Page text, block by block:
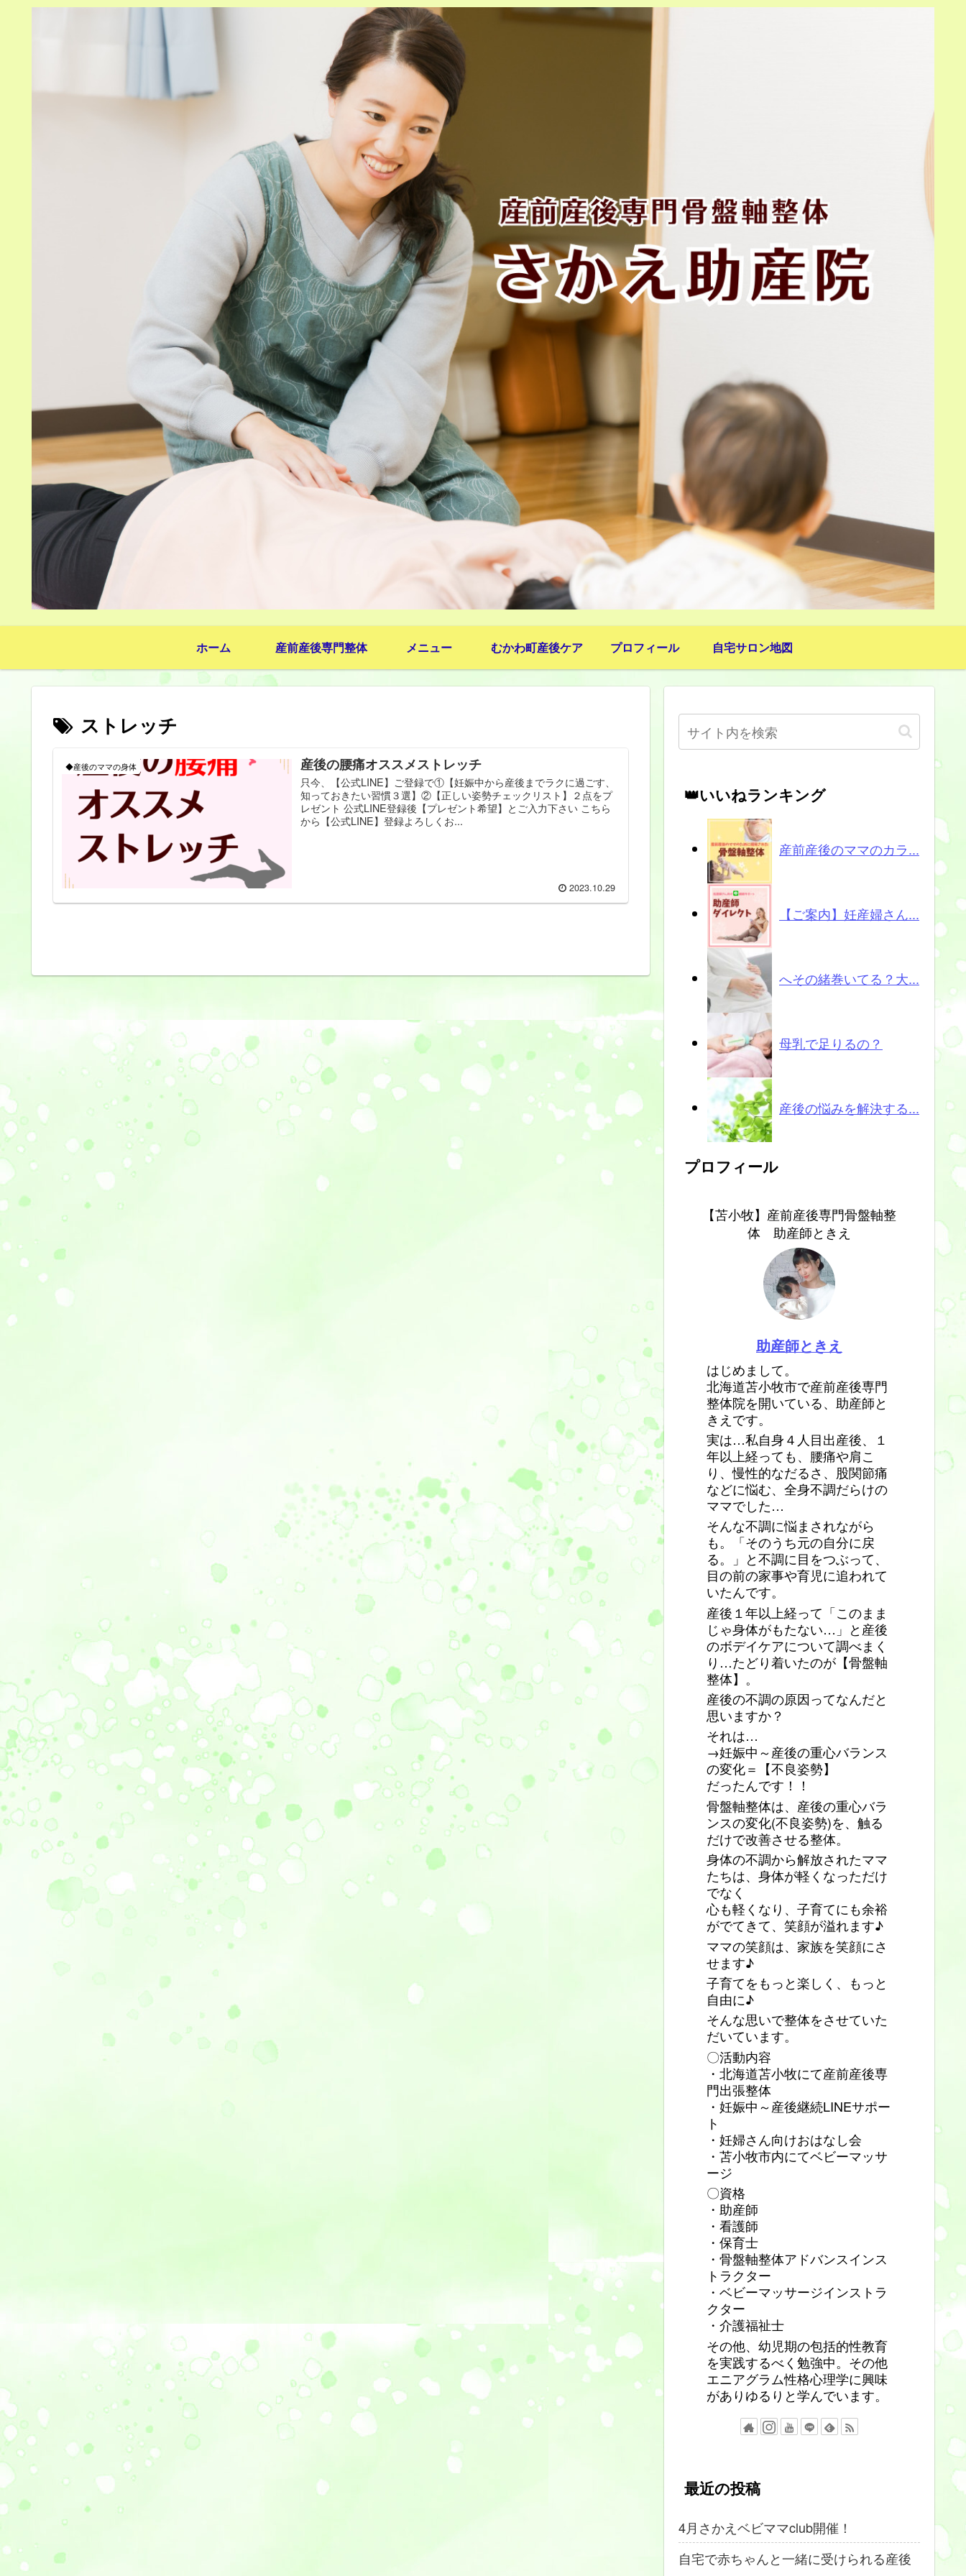
ホーム 産前産後専門整体 メニュー むかわ町産後ケア プロフィール 自宅サロン地図
ストレッチ
◆産後のママの身体 産後の腰痛オススメストレッチ
只今、【公式LINE】ご登録で①【妊娠中から産後までラクに過ごす、
知っておきたい習慣３選】②【正しい姿勢チェックリスト】２点をプ
レゼント 公式LINE登録後【プレゼント希望】とご入力下さい こちら
から【公式LINE】登録よろしくお...
2023.10.29
👑いいねランキング
産前産後のママのカラ...
【ご案内】妊産婦さん...
へその緒巻いてる？大...
母乳で足りるの？
産後の悩みを解決する...
プロフィール
【苫小牧】産前産後専門骨盤軸整
体 助産師ときえ
助産師ときえ
はじめまして。
北海道苫小牧市で産前産後専門
整体院を開いている、助産師と
きえです。
実は…私自身４人目出産後、１
年以上経っても、腰痛や肩こ
り、慢性的なだるさ、股関節痛
などに悩む、全身不調だらけの
ママでした…
そんな不調に悩まされながら
も。「そのうち元の自分に戻
る。」と不調に目をつぶって、
目の前の家事や育児に追われて
いたんです。
産後１年以上経って「このまま
じゃ身体がもたない…」と産後
のボデイケアについて調べまく
り…たどり着いたのが【骨盤軸
整体】。
産後の不調の原因ってなんだと
思いますか？
それは…
→妊娠中～産後の重心バランス
の変化＝【不良姿勢】
だったんです！！
骨盤軸整体は、産後の重心バラ
ンスの変化(不良姿勢)を、触る
だけで改善させる整体。
身体の不調から解放されたママ
たちは、身体が軽くなっただけ
でなく
心も軽くなり、子育てにも余裕
がでてきて、笑顔が溢れます♪
ママの笑顔は、家族を笑顔にさ
せます♪
子育てをもっと楽しく、もっと
自由に♪
そんな思いで整体をさせていた
だいています。
〇活動内容
・北海道苫小牧にて産前産後専
門出張整体
・妊娠中～産後継続LINEサポー
ト
・妊婦さん向けおはなし会
・苫小牧市内にてベビーマッサ
ージ
〇資格
・助産師
・看護師
・保育士
・骨盤軸整体アドバンスインス
トラクター
・ベビーマッサージインストラ
クター
・介護福祉士
その他、幼児期の包括的性教育
を実践するべく勉強中。その他
エニアグラム性格心理学に興味
がありゆるりと学んでいます。
最近の投稿
4月さかえベビママclub開催！
自宅で赤ちゃんと一緒に受けられる産後